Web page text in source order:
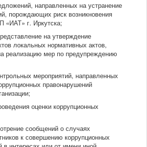
направленных на устранение
порождающих риск возникновения
«ИАТ» г. Иркутска;
на утверждение
локальных нормативных актов,
реализацию мер по предупреждению
мероприятий, направленных
правонарушений
оценки коррупционных
сообщений о случаях
к совершению коррупционных